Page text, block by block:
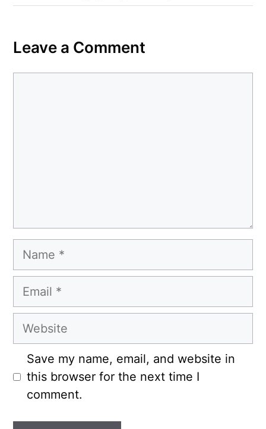
कहा– अंतिम संस्कार कर दीजिए हम नहीं आ पाएंगे
Leave a Comment
Name
Email
Website
Save my name, email, and website in
this browser for the next time I
comment.